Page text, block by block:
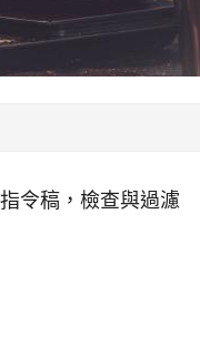
令稿，檢查與過濾